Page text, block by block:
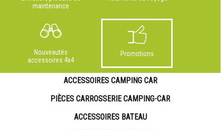
maintenance
Nouveautés
accessoires 4x4
Promotions
ACCESSOIRES CAMPING CAR
PIÈCES CARROSSERIE CAMPING-CAR
ACCESSOIRES BATEAU